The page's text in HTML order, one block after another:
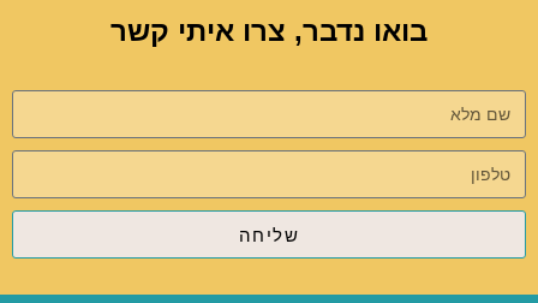
בואו נדבר, צרו איתי קשר
שליחה